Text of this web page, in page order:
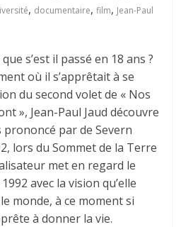
, documentaire,film, Jean-Paul
s’est il passé en 18 ans ?
où il s’apprêtait à se
du second volet de « Nos
», Jean-Paul Jaud découvre
par de Severn
lors du Sommet de la Terre
met en regard le
avec la vision qu’elle
monde, à ce moment si
à donner la vie.